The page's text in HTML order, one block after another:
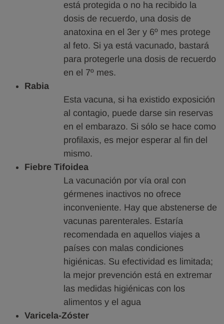
está protegida o no ha recibido la
dosis de recuerdo, una dosis de
anatoxina en el 3er y 6º mes protege
al feto. Si ya está vacunado, bastará
para protegerle una dosis de recuerdo
en el 7º mes.
Rabia
Esta vacuna, si ha existido exposición
al contagio, puede darse sin reservas
en el embarazo. Si sólo se hace como
profilaxis, es mejor esperar al fin del
mismo.
Fiebre Tifoidea
La vacunación por vía oral con
gérmenes inactivos no ofrece
inconveniente. Hay que abstenerse de
vacunas parenterales. Estaría
recomendada en aquellos viajes a
países con malas condiciones
higiénicas. Su efectividad es limitada;
la mejor prevención está en extremar
las medidas higiénicas con los
alimentos y el agua
Varicela-Zóster